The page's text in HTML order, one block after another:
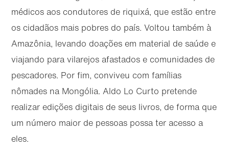
médicos aos condutores de riquixá, que estão entre
os cidadãos mais pobres do país. Voltou também à
Amazônia, levando doações em material de saúde e
viajando para vilarejos afastados e comunidades de
pescadores. Por fim, conviveu com famílias
nômades na Mongólia. Aldo Lo Curto pretende
realizar edições digitais de seus livros, de forma que
um número maior de pessoas possa ter acesso a
eles.